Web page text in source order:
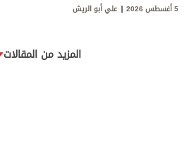
5 أغسطس 2026 علي أبو الريش
المزيد من المقالات